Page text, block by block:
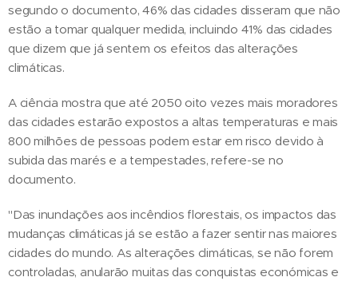
segundo o documento, 46% das cidades disseram que não
estão a tomar qualquer medida, incluindo 41% das cidades
que dizem que já sentem os efeitos das alterações
climáticas.
A ciência mostra que até 2050 oito vezes mais moradores
das cidades estarão expostos a altas temperaturas e mais
800 milhões de pessoas podem estar em risco devido à
subida das marés e a tempestades, refere-se no
documento.
"Das inundações aos incêndios florestais, os impactos das
mudanças climáticas já se estão a fazer sentir nas maiores
cidades do mundo. As alterações climáticas, se não forem
controladas, anularão muitas das conquistas económicas e